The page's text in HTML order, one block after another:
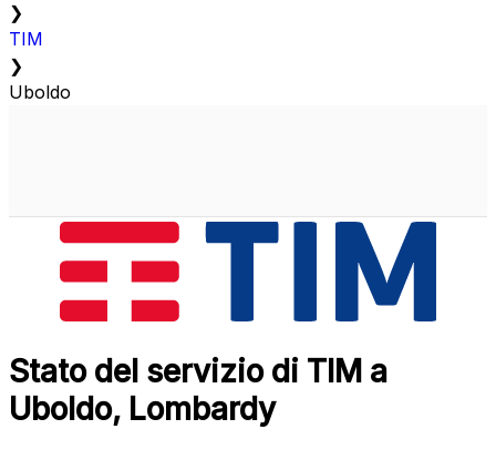
❯
TIM
❯
Uboldo
Stato del servizio di TIM a
Uboldo, Lombardy